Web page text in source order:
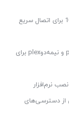
24 پورت 10/100/1000Mbps برای اتصال سریع
پشتیبانی از کنترل جریان تمام‌دوplex و نیمه‌دوplex برای
از دسترسی‌های